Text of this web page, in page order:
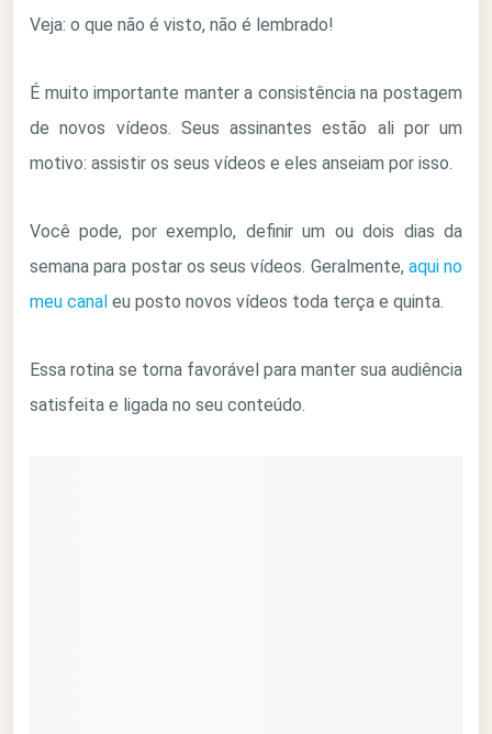
Veja: o que não é visto, não é lembrado!
É muito importante manter a consistência na postagem
de novos vídeos. Seus assinantes estão ali por um
motivo: assistir os seus vídeos e eles anseiam por isso.
Você pode, por exemplo, definir um ou dois dias da
semana para postar os seus vídeos. Geralmente, aqui no
meu canal eu posto novos vídeos toda terça e quinta.
Essa rotina se torna favorável para manter sua audiência
satisfeita e ligada no seu conteúdo.